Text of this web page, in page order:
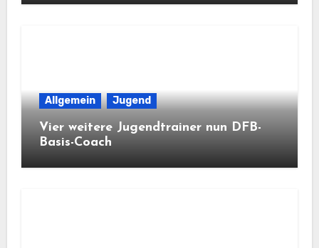
Allgemein Jugend
Vier weitere Jugendtrainer nun DFB-
Basis-Coach